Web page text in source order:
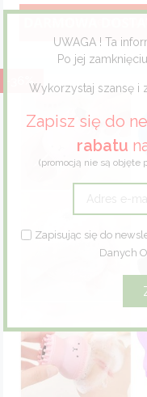
-36%
UWAGA ! Ta
Po jej
Wykorzystaj szansę i
Zapisz się do
rabatu
(promocją nie są objęte
Zapisując się do
Danych
Pielęgnacja stóp
Dla mężczyzn
Dla dzieci
Eco dom
Zestawy prezentowe